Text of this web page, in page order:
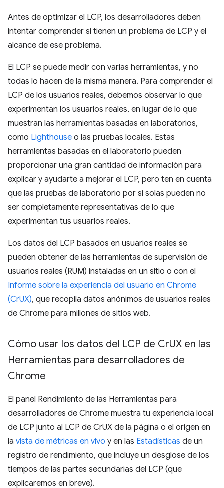
Antes de optimizar el LCP, los desarrolladores deben
intentar comprender si tienen un problema de LCP y el
alcance de ese problema.
El LCP se puede medir con varias herramientas, y no
todas lo hacen de la misma manera. Para comprender el
LCP de los usuarios reales, debemos observar lo que
experimentan los usuarios reales, en lugar de lo que
muestran las herramientas basadas en laboratorios,
como Lighthouse o las pruebas locales. Estas
herramientas basadas en el laboratorio pueden
proporcionar una gran cantidad de información para
explicar y ayudarte a mejorar el LCP, pero ten en cuenta
que las pruebas de laboratorio por sí solas pueden no
ser completamente representativas de lo que
experimentan tus usuarios reales.
Los datos del LCP basados en usuarios reales se
pueden obtener de las herramientas de supervisión de
usuarios reales (RUM) instaladas en un sitio o con el
Informe sobre la experiencia del usuario en Chrome
(CrUX), que recopila datos anónimos de usuarios reales
de Chrome para millones de sitios web.
Cómo usar los datos del LCP de CrUX en las
Herramientas para desarrolladores de
Chrome
El panel Rendimiento de las Herramientas para
desarrolladores de Chrome muestra tu experiencia local
de LCP junto al LCP de CrUX de la página o el origen en
la vista de métricas en vivo y en las Estadísticas de un
registro de rendimiento, que incluye un desglose de los
tiempos de las partes secundarias del LCP (que
explicaremos en breve).